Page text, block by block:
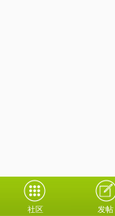
社区 发帖